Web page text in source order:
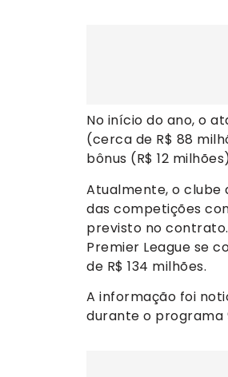
No início do ano, o
(cerca de R$ 88
bônus (R$ 12
Atualmente, o clube
das competições
previsto no
Premier League se
de R$ 134 milhões.
A informação foi
durante o programa